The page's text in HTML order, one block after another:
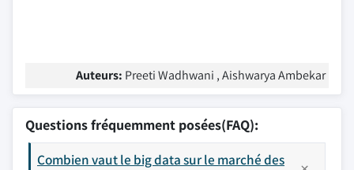
Auteurs: Preeti Wadhwani , Aishwarya Ambekar
Questions fréquemment posées(FAQ):
Combien vaut le big data sur le marché des